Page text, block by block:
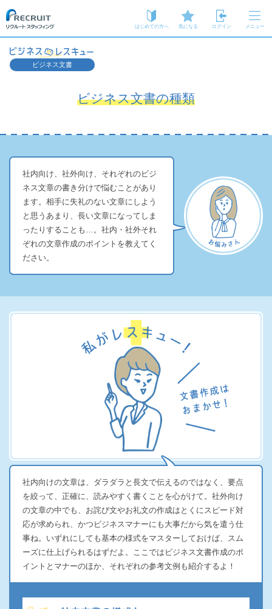
はじめての方へ 気になる ログイン メニュー
ビジネス文書
ビジネス文書の種類
社内向け、社外向け、それぞれのビジ
ネス文章の書き分けで悩むことがあり
ます。相手に失礼のない文章にしよう
と思うあまり、長い文章になってしま
ったりすることも…。社内・社外それ
ぞれの文章作成のポイントを教えてく
ださい。
社内向けの文章は、ダラダラと長文で伝えるのではなく、要点
を絞って、正確に、読みやすく書くことを心がけて。社外向け
の文章の中でも、お詫び文やお礼文の作成はとくにスピード対
応が求められ、かつビジネスマナーにも大事だから気を遣う仕
事ね。いずれにしても基本の様式をマスターしておけば、スム
ーズに仕上げられるはずだよ。ここではビジネス文書作成のポ
イントとマナーのほか、それぞれの参考文例も紹介するよ！